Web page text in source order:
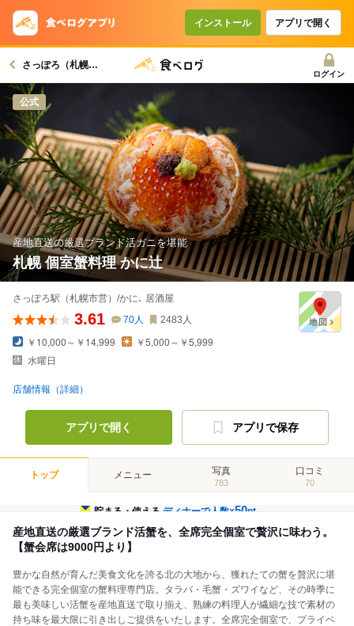
インストール アプリで開く
さっぽろ（札幌市営）駅グルメへ
ログイン
公式
産地直送の厳選ブランド活ガニを堪能
札幌 個室蟹料理 かに辻
さっぽろ駅（札幌市営）/かに､ 居酒屋
3.61 70人 2483 人
￥10,000～￥14,999
￥5,000～￥5,999
水曜日
店舗情報（詳細）
アプリで開く アプリで保存
トップ メニュー 写真
783
口コミ
70
貯まる・使えるディナーで人数×50pt
産地直送の厳選ブランド活蟹を、全席完全個室で贅沢に味わう。
【蟹会席は9000円より】
豊かな自然が育んだ美食文化を誇る北の大地から、獲れたての蟹を贅沢に堪
能できる完全個室の蟹料理専門店。タラバ・毛蟹・ズワイなど、その時季に
最も美味しい活蟹を産地直送で取り揃え、熟練の料理人が繊細な技で素材の
持ち味を最大限に引き出しご提供をいたします。全席完全個室で、プライベ